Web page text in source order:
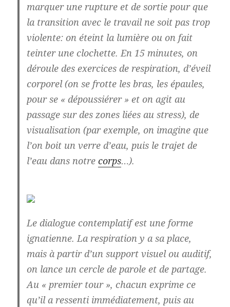
marquer une rupture et de sortie pour que
la transition avec le travail ne soit pas trop
violente: on éteint la lumière ou on fait
teinter une clochette. En 15 minutes, on
déroule des exercices de respiration, d’éveil
corporel (on se frotte les bras, les épaules,
pour se « dépoussiérer » et on agit au
passage sur des zones liées au stress), de
visualisation (par exemple, on imagine que
l’on boit un verre d’eau, puis le trajet de
l’eau dans notrecorps…).
Le dialogue contemplatif est une forme
ignatienne. La respiration y a sa place,
mais à partir d’un support visuel ou auditif,
on lance un cercle de parole et de partage.
Au « premier tour », chacun exprime ce
qu’il a ressenti immédiatement, puis au